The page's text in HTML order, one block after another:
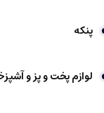
پنکه
لوازم پخت و پز و